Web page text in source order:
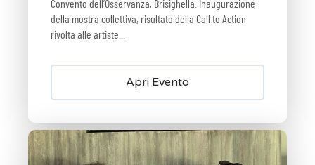
Convento dell’Osservanza, Brisighella. Inaugurazione
della mostra collettiva, risultato della Call to Action
rivolta alle artiste...
Apri Evento